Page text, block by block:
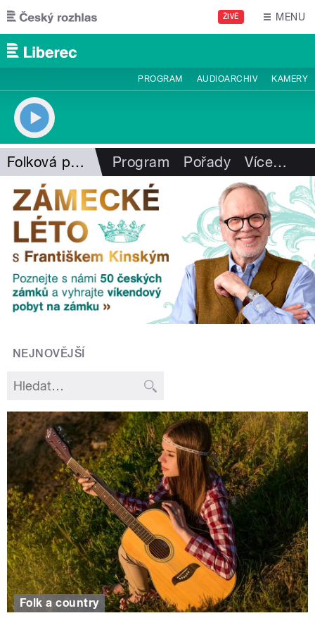
Přejít k hlavnímu obsahu
ŽIVĚ MENU
PROGRAM AUDIOARCHIV KAMERY
Folková pohlazení Program Pořady Více…
NEJNOVĚJŠÍ
Folk a country